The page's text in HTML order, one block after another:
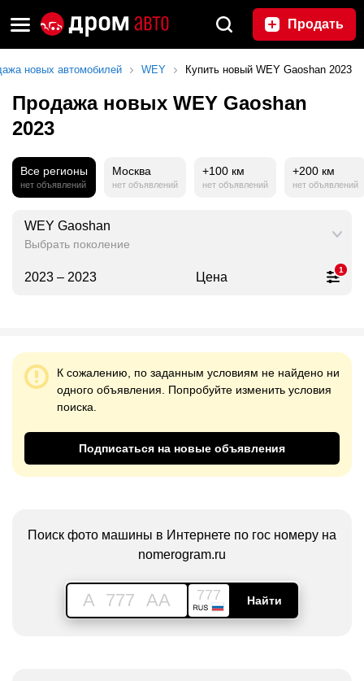
Продать
новых автомобилей WEY Купить новый WEY Gaoshan 2023
Продажа новых WEY Gaoshan
2023
Все регионы
нет объявлений
Москва
нет объявлений
+100 км
нет объявлений
+200 км
нет объявлений
WEY Gaoshan
Выбрать поколение
2023 – 2023 Цена 1
К сожалению, по заданным условиям не найдено ни
одного объявления. Попробуйте изменить условия
поиска.
Подписаться на новые объявления
Поиск фото машины в Интернете по гос номеру на
nomerogram.ru
A 777 AA 777 Найти